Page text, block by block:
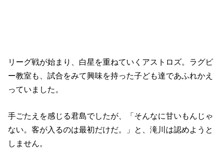
リーグ戦が始まり、白星を重ねていくアストロズ。ラグビ
ー教室も、試合をみて興味を持った子ども達であふれかえ
っていました。
手ごたえを感じる君島でしたが、「そんなに甘いもんじゃ
ない。客が入るのは最初だけだ。」と、滝川は認めようと
しません。